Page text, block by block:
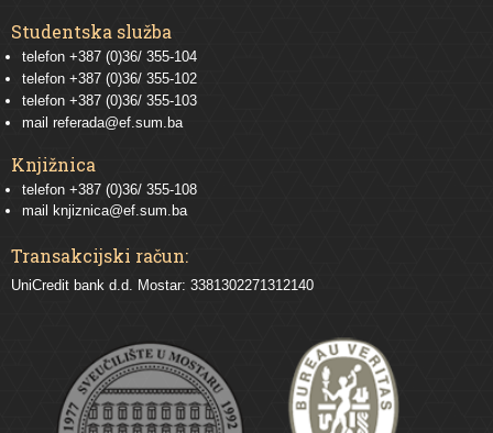
Studentska služba
telefon +387 (0)36/ 355-104
telefon +387 (0)36/ 355-102
telefon +387 (0)36/ 355-103
mail referada@ef.sum.ba
Knjižnica
telefon +387 (0)36/ 355-108
mail
knjiznica@ef.sum.ba
Transakcijski račun:
UniCredit bank d.d. Mostar: 3381302271312140